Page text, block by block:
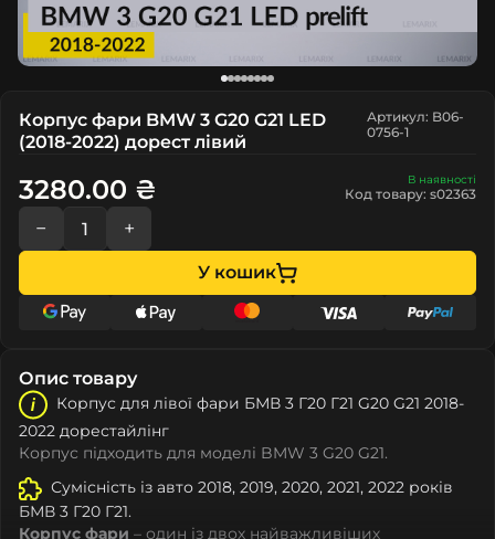
Корпус фари BMW 3 G20 G21 LED
(2018-2022) дорест лівий
Артикул: B06-
0756-1
В наявності
Код товару: s02363
3280.00 ₴
− +
У кошик
Опис товару
Корпус для лівої фари БМВ 3 Г20 Г21 G20 G21 2018-
2022 дорестайлінг
Корпус підходить для моделі BMW 3 G20 G21.
Сумісність із авто 2018, 2019, 2020, 2021, 2022 років
БМВ 3 Г20 Г21.
Корпус фари – один із двох найважливіших